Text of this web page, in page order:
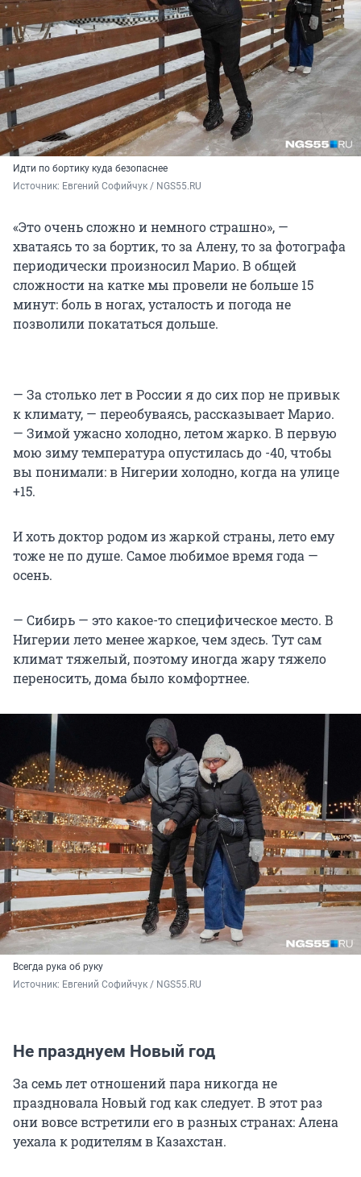
Идти по бортику куда безопаснее
Источник: Евгений Софийчук / NGS55.RU
«Это очень сложно и немного страшно», —
хватаясь то за бортик, то за Алену, то за фотографа
периодически произносил Марио. В общей
сложности на катке мы провели не больше 15
минут: боль в ногах, усталость и погода не
позволили покататься дольше.
— За столько лет в России я до сих пор не привык
к климату, — переобуваясь, рассказывает Марио.
— Зимой ужасно холодно, летом жарко. В первую
мою зиму температура опустилась до -40, чтобы
вы понимали: в Нигерии холодно, когда на улице
+15.
И хоть доктор родом из жаркой страны, лето ему
тоже не по душе. Самое любимое время года —
осень.
— Сибирь — это какое-то специфическое место. В
Нигерии лето менее жаркое, чем здесь. Тут сам
климат тяжелый, поэтому иногда жару тяжело
переносить, дома было комфортнее.
Всегда рука об руку
Источник: Евгений Софийчук / NGS55.RU
Не празднуем Новый год
За семь лет отношений пара никогда не
праздновала Новый год как следует. В этот раз
они вовсе встретили его в разных странах: Алена
уехала к родителям в Казахстан.